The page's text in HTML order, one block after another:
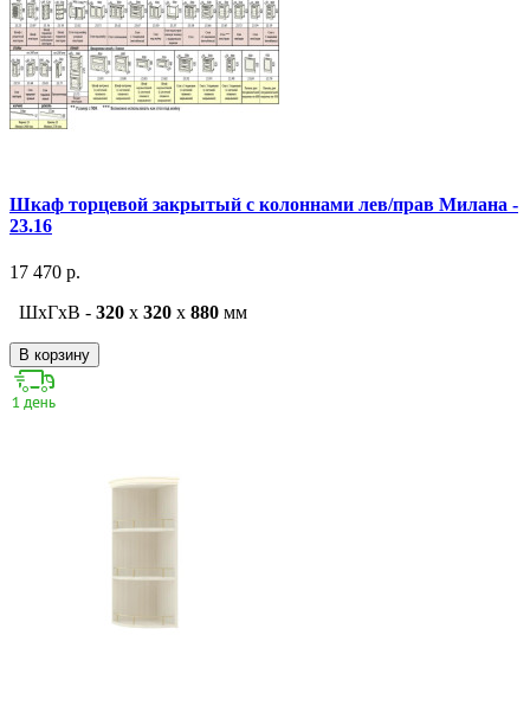
Шкаф торцевой закрытый с колоннами лев/прав Милана -
23.16
17 470 р.
ШxГxВ - 320 x 320 x 880 мм
В корзину